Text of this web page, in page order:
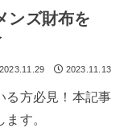
円
ンズ財布を
2023.11.29 2023.11.13
る方必見！本記事
す。